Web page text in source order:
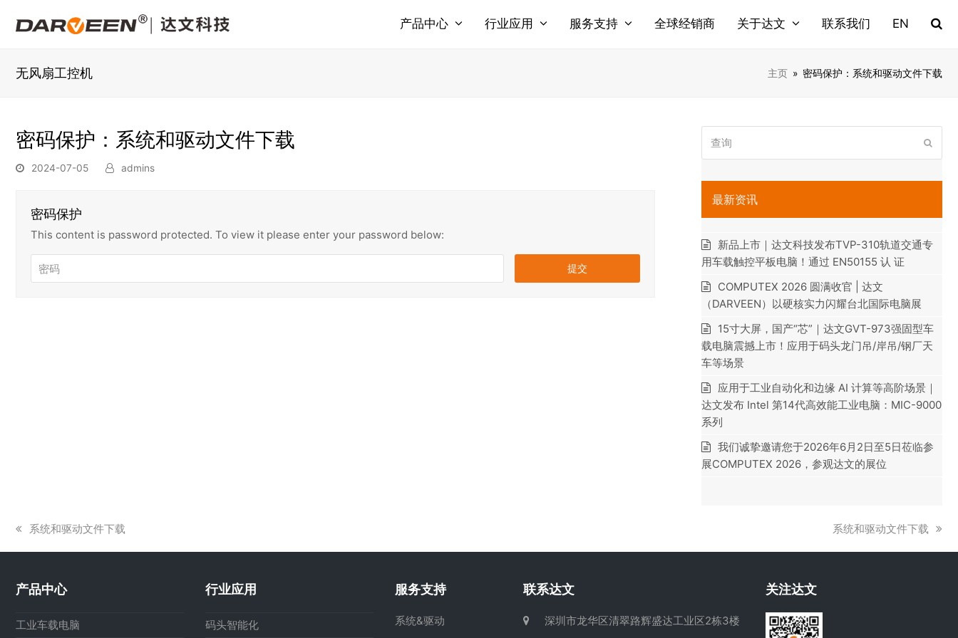
产品中心 行业应用 服务支持 全球经销商 关于达文 联系我们 EN
无风扇工控机 主页 » 密码保护：系统和驱动文件下载
密码保护：系统和驱动文件下载
2024-07-05 admins
密码保护
This content is password protected. To view it please enter your password below:
询
最新资讯
新品上市｜达文科技发布TVP-310轨道交通专
用车载触控平板电脑！通过 EN50155 认 证
COMPUTEX 2026 圆满收官 | 达文
（DARVEEN）以硬核实力闪耀台北国际电脑展
15寸大屏，国产“芯”｜达文GVT-973强固型车
载电脑震撼上市！应用于码头龙门吊/岸吊/钢厂天
车等场景
应用于工业自动化和边缘 AI 计算等高阶场景｜
达文发布 Intel 第14代高效能工业电脑：MIC-9000
系列
我们诚挚邀请您于2026年6月2日至5日莅临参
展COMPUTEX 2026，参观达文的展位
上
章:
系统和驱动文件下载
下
系统和驱动文件下载
产品中心
工业车载电脑
行业应用
码头智能化
服务支持
系统&驱动
联系达文
深圳市龙华区清翠路辉盛达工业区2栋3楼
关注达文